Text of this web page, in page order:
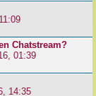
Chatstream?
01:39
14:35